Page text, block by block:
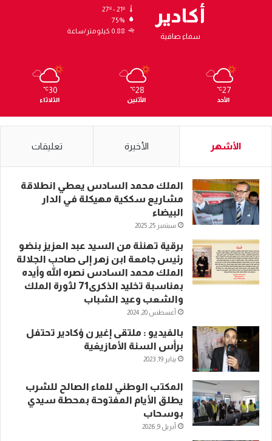
أكادير
سماء صافية
75%
0.88 كيلومتر/ساعة
27
℃
الأحد
28
℃
الأثنين
30
℃
الثلاثاء
الأشهر الأخيرة تعليقات
الملك محمد السادس يعطي انطلاقة
مشاريع سككية مهيكلة في الدار
البيضاء
سبتمبر 25, 2025
برقية تهنئة من السيد عبد العزيز بنضو
رئيس جامعة ابن زهر إلى صاحب الجلالة
الملك محمد السادس نصره الله وأيده
بمناسبة تخليد الذكرى71 لثورة الملك
والشعب وعيد الشباب
أغسطس 20, 2024
بالفيديو : ملتقى إغير ن ؤكادير تحتفل
برأس السنة الأمازيغية
يناير 19, 2023
المكتب الوطني للماء الصالح للشرب
يطلق الأيام المفتوحة بمحطة سيدي
بوسحاب
أبريل 9, 2026